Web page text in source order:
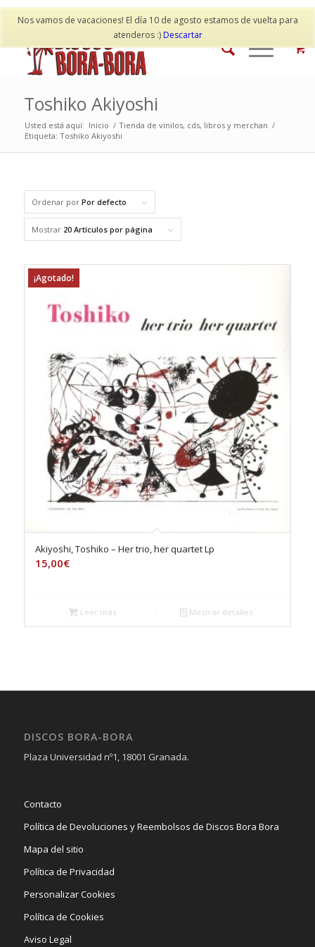
Nos vamos de vacaciones! El día 10 de agosto estamos de vuelta para
atenderos :)Descartar
Mi cuenta Contacto
Toshiko Akiyoshi
Usted está aquí: Inicio / Tienda de vinilos, cds, libros y merchan /
Etiqueta: Toshiko Akiyoshi
Ordenar por Por defecto
Mostrar 20 Artículos por página
¡Agotado!
Akiyoshi, Toshiko – Her trio, her quartet Lp
15,00€
Leer más Mostrar detalles
DISCOS BORA-BORA
Plaza Universidad nº1, 18001 Granada.
Contacto
Política de Devoluciones y Reembolsos de Discos Bora Bora
Mapa del sitio
Política de Privacidad
Personalizar Cookies
Política de Cookies
Aviso Legal